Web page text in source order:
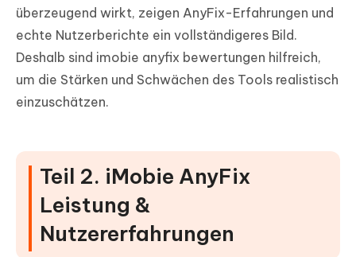
überzeugend wirkt, zeigen AnyFix-Erfahrungen und
echte Nutzerberichte ein vollständigeres Bild.
Deshalb sind imobie anyfix bewertungen hilfreich,
um die Stärken und Schwächen des Tools realistisch
einzuschätzen.
Teil 2. iMobie AnyFix
Leistung &
Nutzererfahrungen